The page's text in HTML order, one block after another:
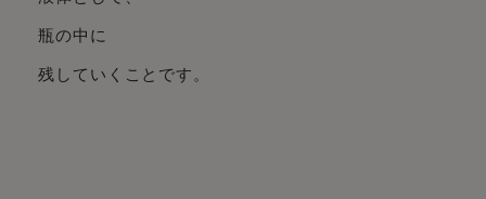
瓶の中に
残していくことです。